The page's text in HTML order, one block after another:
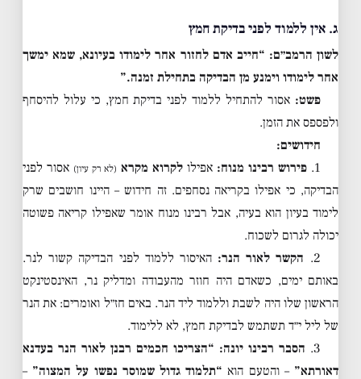
ג. אין ללמוד לפני בדיקת חמץ
לשון הרמב״ם: “חייב אדם לחזור אחר לימודו בעיונא, שמא ימשך
אחר לימודו וימנע מן הבדיקה בתחילת זמנה.”
פשט: אסור להתחיל ללמוד לפני בדיקת חמץ, כי עלול להיסחף
ולפספס את הזמן.
חידושים:
1. פירוש רבינו מנוח: אפילו לקרוא מקרא (לא רק עיון) אסור לפני
הבדיקה, כי אפילו בקריאה נסחפים. זה חידוש – היינו חושבים שרק
לימוד בעיון הוא בעיה, אבל רבינו מנוח אומר שאפילו קריאה פשוטה
יכולה לגרום לשכוח.
2.
הקשר לאור הנר: האיסור ללמוד לפני הבדיקה קשור לנר.
באותם ימים, כשאדם היה חוזר מהעבודה ומדליק נר, האינסטינקט
הראשון שלו היה לשבת וללמוד ליד הנר. באים חז״ל ואומרים: את הנר
של ליל י״ד תשתמש לבדיקת חמץ, לא ללימוד.
3. הסבר רבינו יונה: “הצריכו חכמים רבנן לאור הנר בעדנא
דאורתא” – והטעם הוא “תלמוד גדול שמוסר נפשו על המצוה” –